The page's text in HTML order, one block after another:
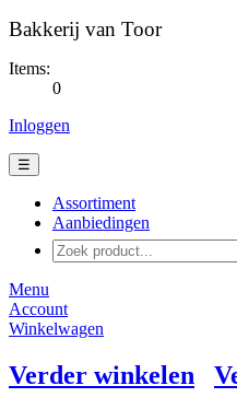
Bakkerij van Toor
Items:
0
Inloggen
☰
Assortiment
Aanbiedingen
Menu
Account
Winkelwagen
Verder winkelen